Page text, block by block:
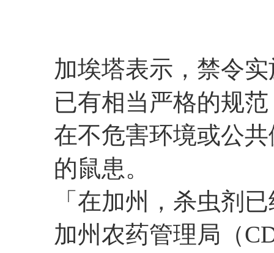
加埃塔表示，禁令
已有相当严格的规
在不危害环境或公
的鼠患。
「在加州，杀虫剂
加州农药管理局（